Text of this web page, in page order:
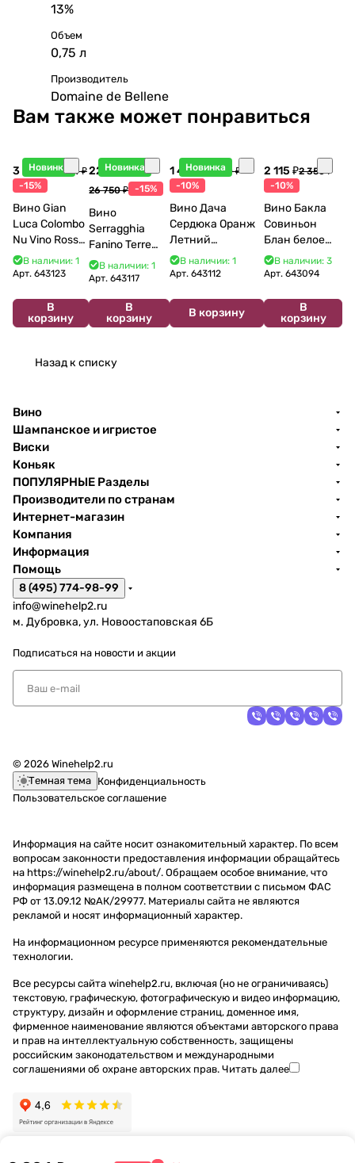
13%
Объем
0,75 л
Производитель
Domaine de Bellene
Вам также может понравиться
Новинка
3 998 ₽4 704 ₽
-15%
Вино Gian
Luca Colombo
Nu Vino Rosso
2025 750 мл
В наличии: 1
Арт. 643123
В
корзину
Новинка
22 738 ₽
26 750 ₽ -15%
Вино
Serragghia
Fanino Terre
Siciliane IGP
2022 750 мл
В наличии: 1
Арт.643117
В
корзину
Новинка
1 440 ₽1 600 ₽
-10%
Вино Дача
Сердюка Оранж
Летний
Сибирьковый
2024 750 мл
В наличии: 1
Арт. 643112
В корзину
2 115 ₽2 350 ₽
-10%
Вино Бакла
Совиньон
Блан белое
сухое 750 мл
12%
В наличии: 3
Арт.643094
В
корзину
Назад к списку
Вино
Шампанское и игристое
Виски
Коньяк
ПОПУЛЯРНЫЕ Разделы
Производители по странам
Интернет-магазин
Компания
Информация
Помощь
8 (495) 774-98-99
info@winehelp2.ru
м. Дубровка, ул. Новоостаповская 6Б
Подписаться на новости и акции
© 2026 Winehelp2.ru
Темная тема Конфиденциальность
Пользовательское соглашение
Информация на сайте носит ознакомительный характер. По всем
вопросам законности предоставления информации обращайтесь
на https://winehelp2.ru/about/. Обращаем особое внимание, что
информация размещена в полном соответствии с письмом ФАС
РФ от 13.09.12 №АК/29977. Материалы сайта не являются
рекламой и носят информационный характер.
На информационном ресурсе применяются рекомендательные
технологии.
Все ресурсы сайта winehelp2.ru, включая (но не ограничиваясь)
текстовую, графическую, фотографическую и видео информацию,
структуру, дизайн и оформление страниц, доменное имя,
фирменное наименование являются объектами авторского права
и прав на интеллектуальную собственность, защищены
российским законодательством и международными
соглашениями об охране авторских прав. Читать далее